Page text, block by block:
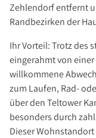
Zehlendorf entfernt
Randbezirken der
Ihr Vorteil: Trotz des
eingerahmt von
willkommene
zum Laufen, Rad-
über den Teltower
besonders durch
Dieser